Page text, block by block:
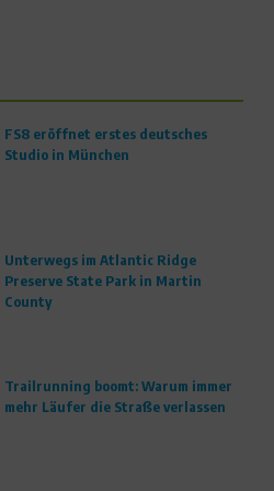
FS8 eröffnet erstes deutsches
Studio in München
Unterwegs im Atlantic Ridge
Preserve State Park in Martin
County
Trailrunning boomt: Warum immer
mehr Läufer die Straße verlassen